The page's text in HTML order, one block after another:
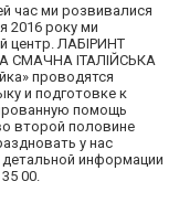
час ми розвивалися
2016 року ми
центр. ЛАБІРИНТ
СМАЧНА ІТАЛІЙСЬКА
проводятся
и подготовке к
помощь
второй половине
у нас
информации
00.